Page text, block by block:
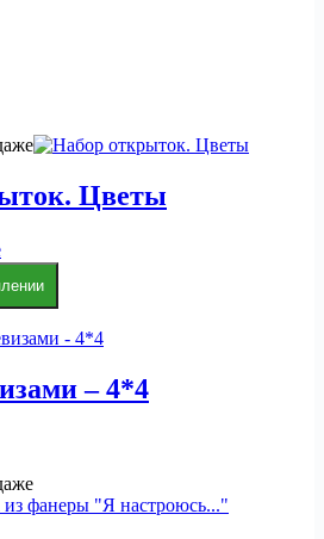
Цветы
– 4*4